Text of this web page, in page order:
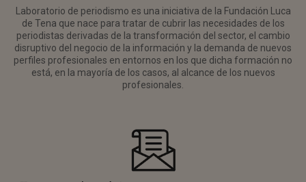
Laboratorio de periodismo es una iniciativa de la Fundación Luca
de Tena que nace para tratar de cubrir las necesidades de los
periodistas derivadas de la transformación del sector, el cambio
disruptivo del negocio de la información y la demanda de nuevos
perfiles profesionales en entornos en los que dicha formación no
está, en la mayoría de los casos, al alcance de los nuevos
profesionales.